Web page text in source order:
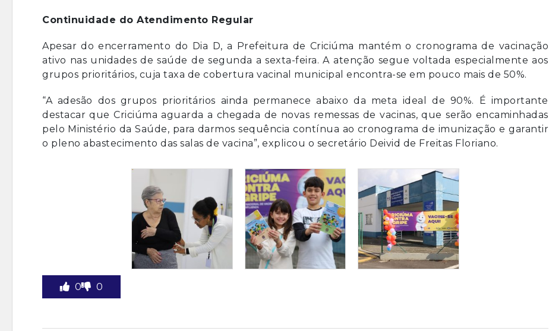
Continuidade do Atendimento Regular
Apesar do encerramento do Dia D, a Prefeitura de Criciúma mantém o cronograma de vacinação
ativo nas unidades de saúde de segunda a sexta-feira. A atenção segue voltada especialmente aos
grupos prioritários, cuja taxa de cobertura vacinal municipal encontra-se em pouco mais de 50%.
“A adesão dos grupos prioritários ainda permanece abaixo da meta ideal de 90%. É importante
destacar que Criciúma aguarda a chegada de novas remessas de vacinas, que serão encaminhadas
pelo Ministério da Saúde, para darmos sequência contínua ao cronograma de imunização e garantir
o pleno abastecimento das salas de vacina”, explicou o secretário Deivid de Freitas Floriano.
0 0